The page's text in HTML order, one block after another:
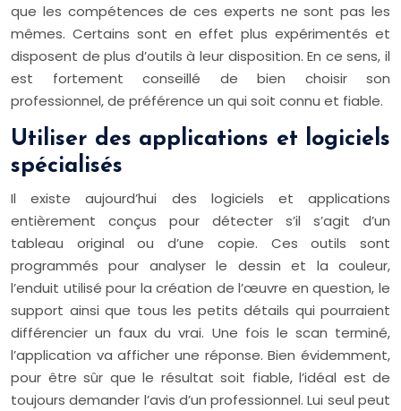
que les compétences de ces experts ne sont pas les
mêmes. Certains sont en effet plus expérimentés et
disposent de plus d’outils à leur disposition. En ce sens, il
est fortement conseillé de bien choisir son
professionnel, de préférence un qui soit connu et fiable.
Utiliser des applications et logiciels
spécialisés
Il existe aujourd’hui des logiciels et applications
entièrement conçus pour détecter s’il s’agit d’un
tableau original ou d’une copie. Ces outils sont
programmés pour analyser le dessin et la couleur,
l’enduit utilisé pour la création de l’œuvre en question, le
support ainsi que tous les petits détails qui pourraient
différencier un faux du vrai. Une fois le scan terminé,
l’application va afficher une réponse. Bien évidemment,
pour être sûr que le résultat soit fiable, l’idéal est de
toujours demander l’avis d’un professionnel. Lui seul peut